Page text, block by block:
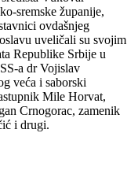
sremske županije,
ovdašnjeg
uveličali su svojim
Republike Srbije u
a dr Vojislav
veća i saborski
Mile Horvat,
Crnogorac, zamenik
i drugi.